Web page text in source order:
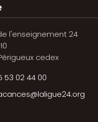
l'enseignement 24
cedex
53 02 44 00